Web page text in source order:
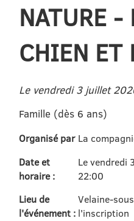
NATURE -
CHIEN ET
Le vendredi 3 juillet
Famille (dès 6 ans)
Organisé par La
Date et
horaire :
Le vendredi
22:00
Lieu de
l'événement :
Velaine-
l'inscription